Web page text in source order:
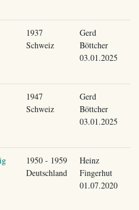
1937
Schweiz
Gerd
Böttcher
03.01.2025
1947
Schweiz
Gerd
Böttcher
03.01.2025
1950 - 1959
Deutschland
Heinz
Fingerhut
01.07.2020